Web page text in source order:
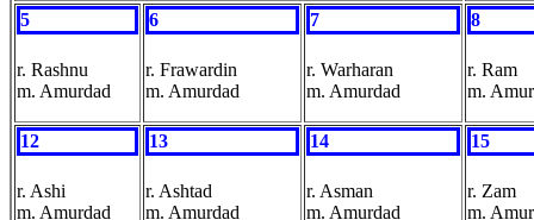
5
r. Rashnu
m. Amurdad
6
r. Frawardin
m. Amurdad
7
r. Warharan
m. Amurdad
8
r. Ram
m.
12
r. Ashi
m. Amurdad
13
r. Ashtad
m. Amurdad
14
r. Asman
m. Amurdad
15
r. Zam
m.